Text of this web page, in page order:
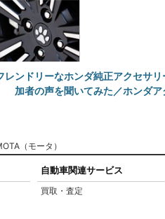
ンドリーなホンダ純正アクセサ
加者の声を聞いてみた／ホンダア
（モータ）
自動車関連サービス
買取・査定